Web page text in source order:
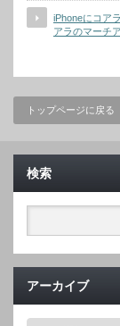
iPhoneにコア
アラのマーチ
トップページに戻る
検索
アーカイブ